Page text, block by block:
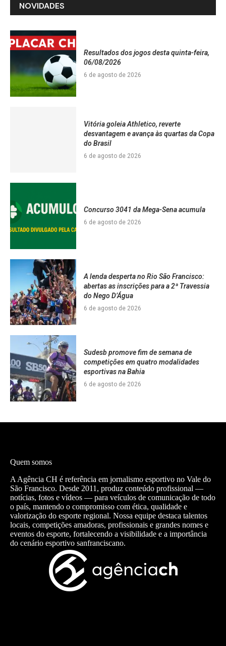
NOVIDADES
Resultados dos jogos desta quinta-feira,
06/08/2026
6 de agosto de 2026
Vitória goleia Athletico, reverte
desvantagem e avança às quartas da Copa
do Brasil
6 de agosto de 2026
Concurso 3041 da Mega-Sena acumula
6 de agosto de 2026
A lenda desperta no Rio São Francisco:
abertas as inscrições para a 2ª Travessia
do Nego D’Água
6 de agosto de 2026
Sudesb promove fim de semana de
competições em quatro modalidades
esportivas na Bahia
6 de agosto de 2026
Quem somos
A Agência CH é referência em jornalismo esportivo no Vale do
São Francisco. Desde 2011, produz conteúdo profissional —
notícias, fotos e vídeos — para veículos de comunicação de todo
o país, mantendo o compromisso com ética, qualidade e
valorização do esporte regional. Nossa equipe destaca talentos
locais, competições amadoras, profissionais e grandes nomes e
eventos do esporte, fortalecendo a visibilidade e a importância
do cenário esportivo sanfranciscano.